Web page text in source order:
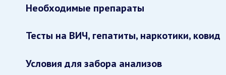
Необходимые препараты
Тесты на ВИЧ, гепатиты, наркотики, ковид
Условия для забора анализов